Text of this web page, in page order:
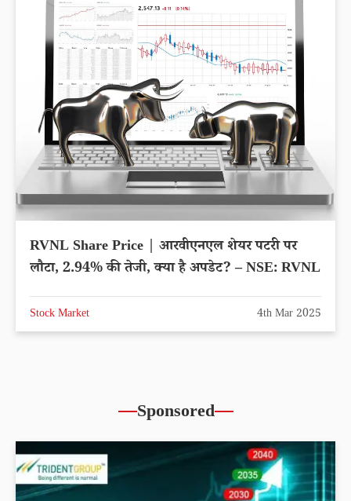
RVNL Share Price | आरवीएनएल शेयर पटरी पर
लौटा, 2.94% की तेजी, क्या है अपडेट? – NSE: RVNL
Stock Market 4th Mar 2025
Sponsored